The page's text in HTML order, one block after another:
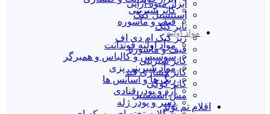
ابزار میوه آرایی
استنسیل کیک
تاپر کیک
زیر کیک ام دی اف
قیف و ماسوره
کاتر شیرینی
کاتر فشاری قند
کاتر کوکی
مش استنسیل
اقلام تم تولد
کاتر شیرینی
قیف و ماسوره
مواد اولیه
مواد اولیه فوندانت
سوسیس و کالباس و همبرگر
مواد شیرینی پزی
رنگ ها و اسانس ها
آرد و پودر قنادی
دسر و پودر ژله